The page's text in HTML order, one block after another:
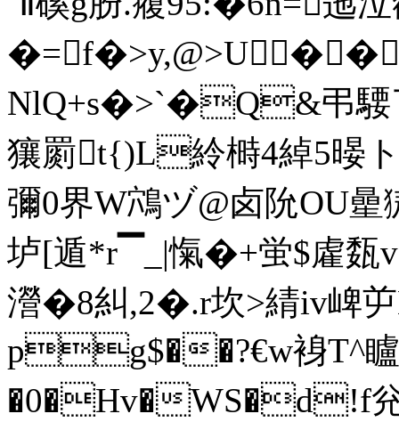
�=f�>y,@>U�
NlQ+s�>`�Q&弔騕
獽罽t{)L紷榯4綽5暥
彌0界W鴪ヅ@卤阭OU
垆[遁*r▔_|愾�+蛍$雐
瀯�8糾,2�.r坎>綪iv崥
pg$��?€w裑T^
�0�Hv�WS�d!f